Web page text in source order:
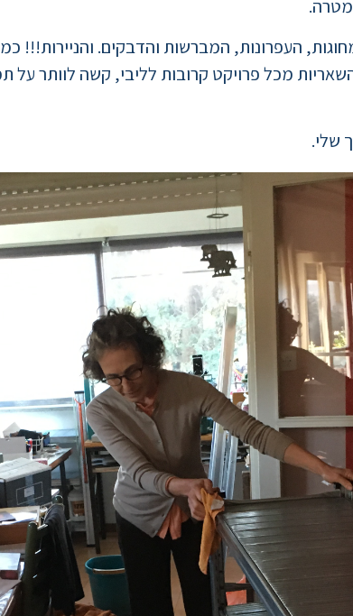
מטרה.
העפרונות, המברשות והדבקים. והניירות!!!
מכל פרויקט קרובות לליבי, קשה לוותר על
שלי.